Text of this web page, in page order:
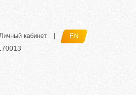
кабинет EN